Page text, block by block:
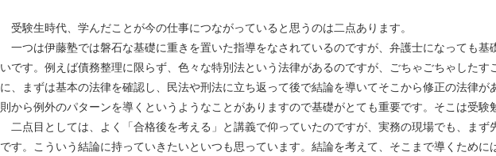
受験生時代、学んだことが今の仕事につながっていると思うのは二点あります。
一つは伊藤塾では磐石な基礎に重きを置いた指導をなされているのですが、弁護士になっても基
いです。例えば債務整理に限らず、色々な特別法という法律があるのですが、ごちゃごちゃしたす
に、まずは基本の法律を確認し、民法や刑法に立ち返って後で結論を導いてそこから修正の法律が
則から例外のパターンを導くというようなことがありますので基礎がとても重要です。そこは受験
二点目としては、よく「合格後を考える」と講義で仰っていたのですが、実務の現場でも、まず
です。こういう結論に持っていきたいといつも思っています。結論を考えて、そこまで導くために